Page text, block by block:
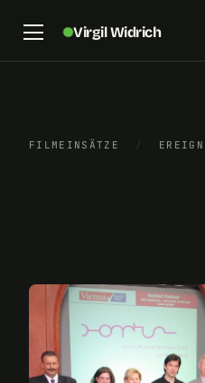
Virgil Widrich
FILMEINSÄTZE /